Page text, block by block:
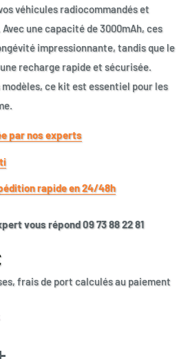
véhicules radiocommandés et
une capacité de 3000mAh, ces
impressionnante, tandis que le
recharge rapide et sécurisée.
ce kit est essentiel pour les
par nos experts
rapide en 24/48h
vous répond 09 73 88 22 81
frais de port calculés au paiement